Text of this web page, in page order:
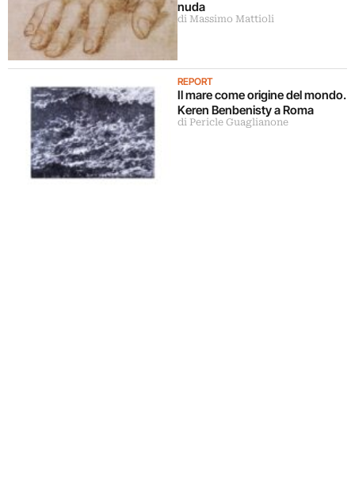
nuda
di Massimo Mattioli
REPORT
Il mare come origine del mondo.
Keren Benbenisty a Roma
di Pericle Guaglianone